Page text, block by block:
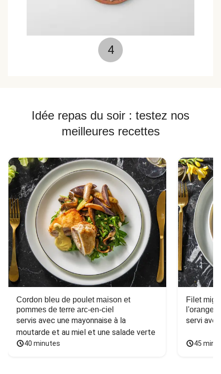
4
Idée repas du soir : testez nos
meilleures recettes
Cordon bleu de poulet maison et
pommes de terre arc-en-ciel
servis avec une mayonnaise à la
moutarde et au miel et une salade verte
40 minutes
Filet
l'orange
servi
45